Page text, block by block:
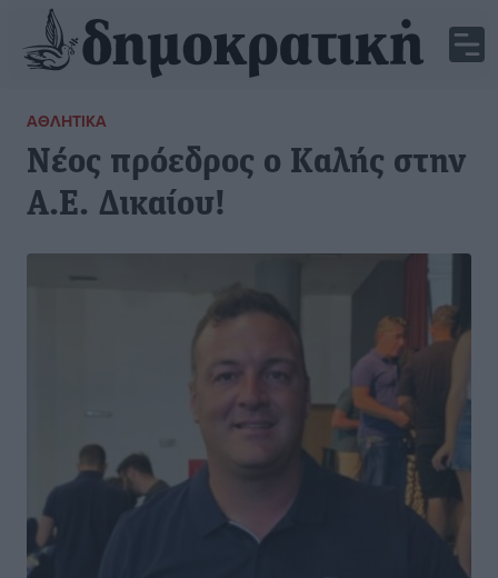
ΑΘΛΗΤΙΚΆ
Νέος πρόεδρος ο Καλής στην
Α.Ε. Δικαίου!